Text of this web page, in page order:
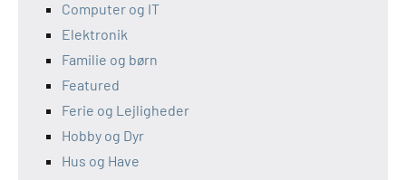
Computer og IT
Elektronik
Familie og børn
Featured
Ferie og Lejligheder
Hobby og Dyr
Hus og Have